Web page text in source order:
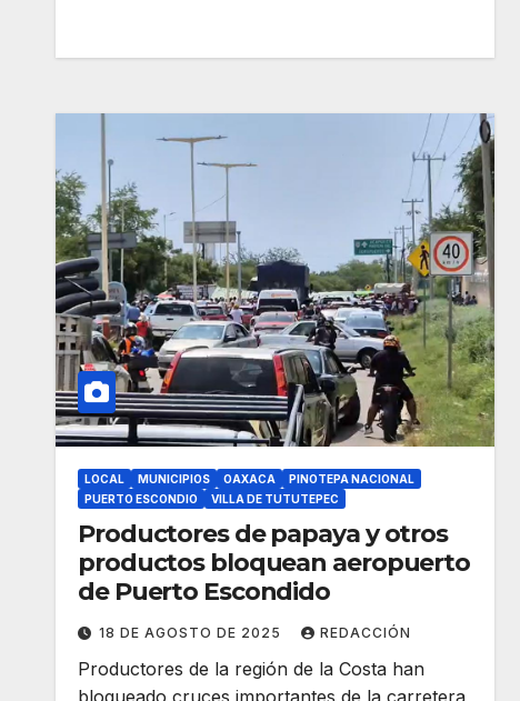
LOCAL MUNICIPIOS OAXACA
PINOTEPA NACIONAL
PUERTO ESCONDIO
VILLA DE TUTUTEPEC
Productores de papaya y otros
productos bloquean aeropuerto
de Puerto Escondido
18 DE AGOSTO DE 2025 REDACCIÓN
Productores de la región de la Costa han
bloqueado cruces importantes de la carretera